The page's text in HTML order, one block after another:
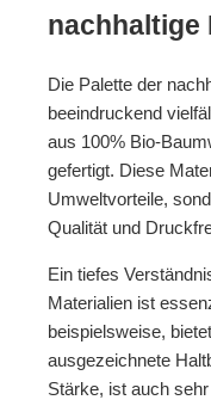
nachhaltige
Die Palette der
beeindruckend
aus 100% Bio-
gefertigt. Diese
Umweltvorteile,
Qualität und
Ein tiefes
Materialien ist
beispielsweise,
ausgezeichnete
Stärke, ist auch